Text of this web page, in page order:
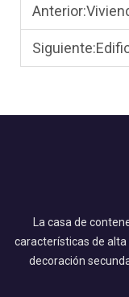
Anterior:Viviendas
Siguiente:Edificio
La casa de
características de alta
decoración